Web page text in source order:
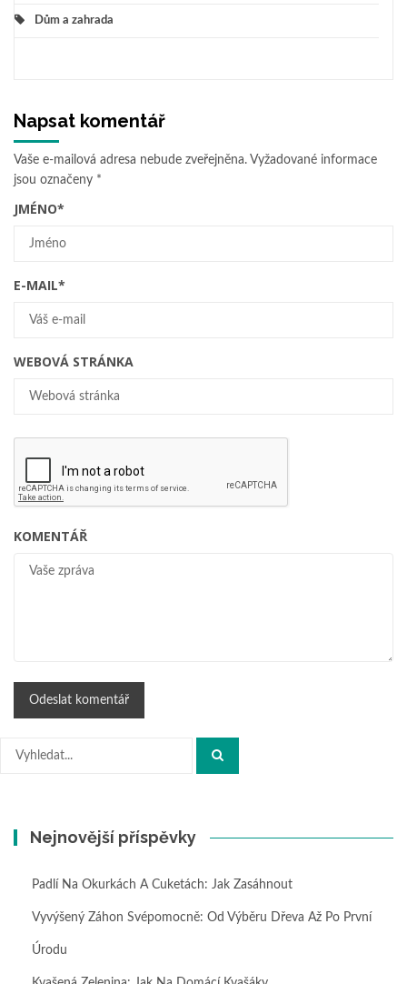
Dům a zahrada
Napsat komentář
Vaše e-mailová adresa nebude zveřejněna. Vyžadované informace
jsou označeny *
JMÉNO*
E-MAIL*
WEBOVÁ STRÁNKA
KOMENTÁŘ
Hledat:
Nejnovější příspěvky
Padlí Na Okurkách A Cuketách: Jak Zasáhnout
Vyvýšený Záhon Svépomocně: Od Výběru Dřeva Až Po První
Úrodu